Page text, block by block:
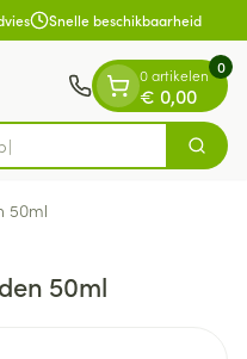
Snelle beschikbaarheid
Zoek
0 artikelen
€ 0,00
0
50ml
50ml